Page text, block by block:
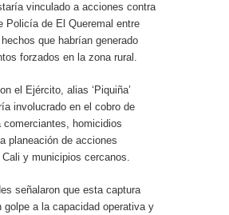
vinculado a acciones contra
Policía de El Queremal entre
que habrían generado
forzados en la zona rural.
el Ejército, alias ‘Piquiña’
involucrado en el cobro de
comerciantes, homicidios
planeación de acciones
y municipios cercanos.
señalaron que esta captura
golpe a la capacidad operativa y